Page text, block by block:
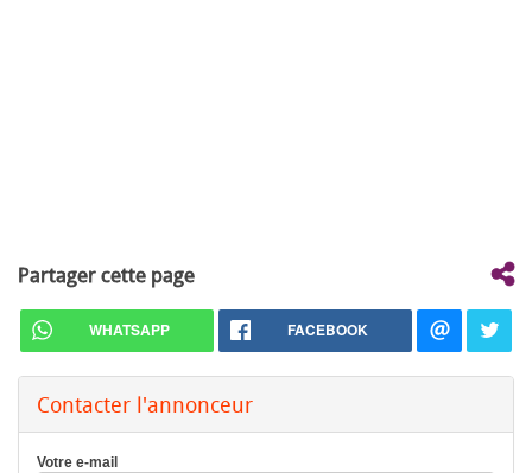
Partager cette page
WHATSAPP FACEBOOK
Contacter l'annonceur
Votre e-mail